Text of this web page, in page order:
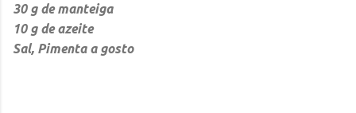
30 g de manteiga
10 g de azeite
Sal, Pimenta a gosto